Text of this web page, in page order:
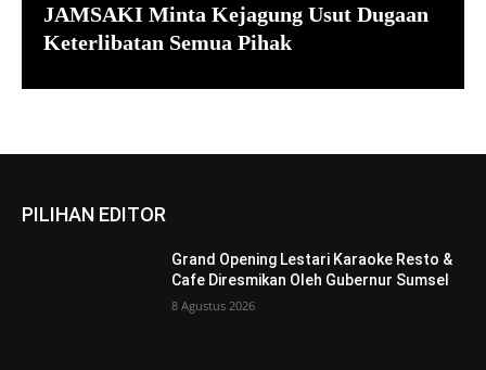
JAMSAKI Minta Kejagung Usut Dugaan
Keterlibatan Semua Pihak
PILIHAN EDITOR
Grand Opening Lestari Karaoke Resto &
Cafe Diresmikan Oleh Gubernur Sumsel
8 Agustus 2026